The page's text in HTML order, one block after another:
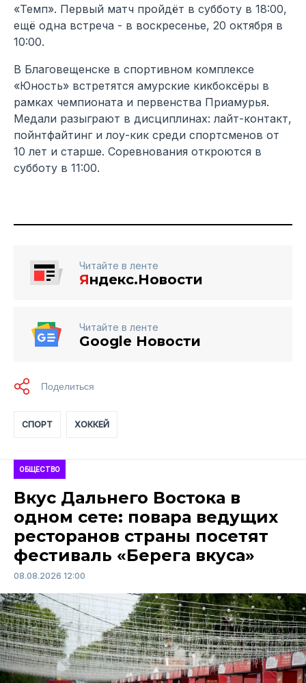
«Темп». Первый матч пройдёт в субботу в 18:00,
ещё одна встреча - в воскресенье, 20 октября в
10:00.
В Благовещенске в спортивном комплексе
«Юность» встретятся амурские кикбоксёры в
рамках чемпионата и первенства Приамурья.
Медали разыграют в дисциплинах: лайт-контакт,
пойнтфайтинг и лоу-кик среди спортсменов от
10 лет и старше. Соревнования откроются в
субботу в 11:00.
Читайте в ленте
Яндекс.Новости
Читайте в ленте
Google Новости
СПОРТ ХОККЕЙ
ОБЩЕСТВО
Вкус Дальнего Востока в
одном сете: повара ведущих
ресторанов страны посетят
фестиваль «Берега вкуса»
08.08.2026 12:00